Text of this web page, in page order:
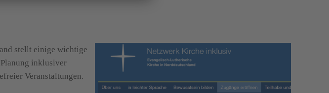
stellt einige wichtige
inklusiver
Veranstaltungen.